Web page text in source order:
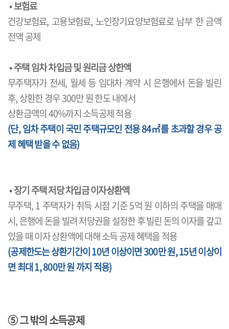
• 보험료
건강보험료, 고용보험료, 노인장기요양보험료로 남부 한 금액
전액 공제
• 주택 임차 차입금 및 원리금 상한액
무주택자가 전세, 월세 등 임대차 계약 시 은행에서 돈을 빌린
후, 상환한 경우 300만 원 한도 내에서
상환금액의 40%까지 소득공제 적용
(단, 임차 주택이 국민 주택규모인 전용 84㎡를 초과할 경우 공
제 혜택 받을 수 없음)
• 장기 주택 저당 차입금 이자상환액
무주택, 1 주택자가 취득 시점 기준 5억 원 이하의 주택을 매매
시, 은행에 돈을 빌려 저당권을 설정한 후 빌린 돈의 이자를 갚고
있을 때 이자 상환액에 대해 소득 공제 혜택을 적용
(공제한도는 상환기간이 10년 이상이면 300만 원, 15년 이상이
면 최대 1, 800만 원 까지 적용)
⑤ 그 밖의 소득공제